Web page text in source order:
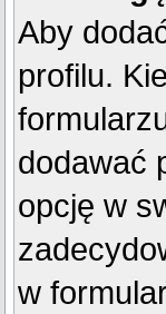
Aby
profilu.
dodawać
opcję w
w